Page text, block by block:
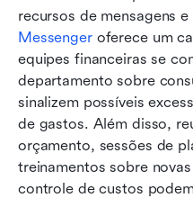
recursos de mensagens
Messenger oferece um
equipes financeiras se
departamento sobre
sinalizem possíveis
de gastos. Além disso,
orçamento, sessões de
treinamentos sobre
controle de custos